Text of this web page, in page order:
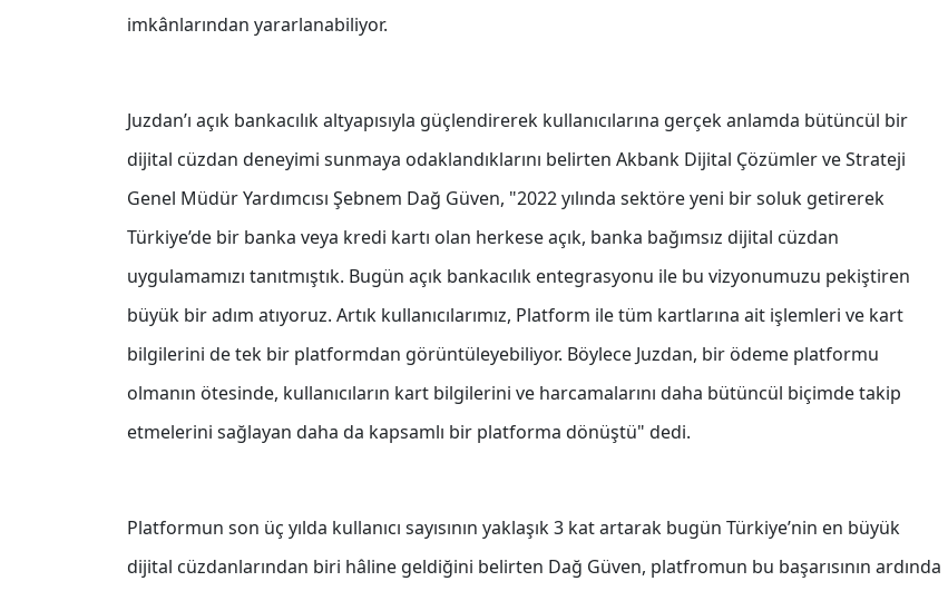
imkânlarından yararlanabiliyor.
Juzdan’ı açık bankacılık altyapısıyla güçlendirerek kullanıcılarına gerçek anlamda bütüncül bir
dijital cüzdan deneyimi sunmaya odaklandıklarını belirten Akbank Dijital Çözümler ve Strateji
Genel Müdür Yardımcısı Şebnem Dağ Güven, "2022 yılında sektöre yeni bir soluk getirerek
Türkiye’de bir banka veya kredi kartı olan herkese açık, banka bağımsız dijital cüzdan
uygulamamızı tanıtmıştık. Bugün açık bankacılık entegrasyonu ile bu vizyonumuzu pekiştiren
büyük bir adım atıyoruz. Artık kullanıcılarımız, Platform ile tüm kartlarına ait işlemleri ve kart
bilgilerini de tek bir platformdan görüntüleyebiliyor. Böylece Juzdan, bir ödeme platformu
olmanın ötesinde, kullanıcıların kart bilgilerini ve harcamalarını daha bütüncül biçimde takip
etmelerini sağlayan daha da kapsamlı bir platforma dönüştü" dedi.
Platformun son üç yılda kullanıcı sayısının yaklaşık 3 kat artarak bugün Türkiye’nin en büyük
dijital cüzdanlarından biri hâline geldiğini belirten Dağ Güven, platfromun bu başarısının ardında